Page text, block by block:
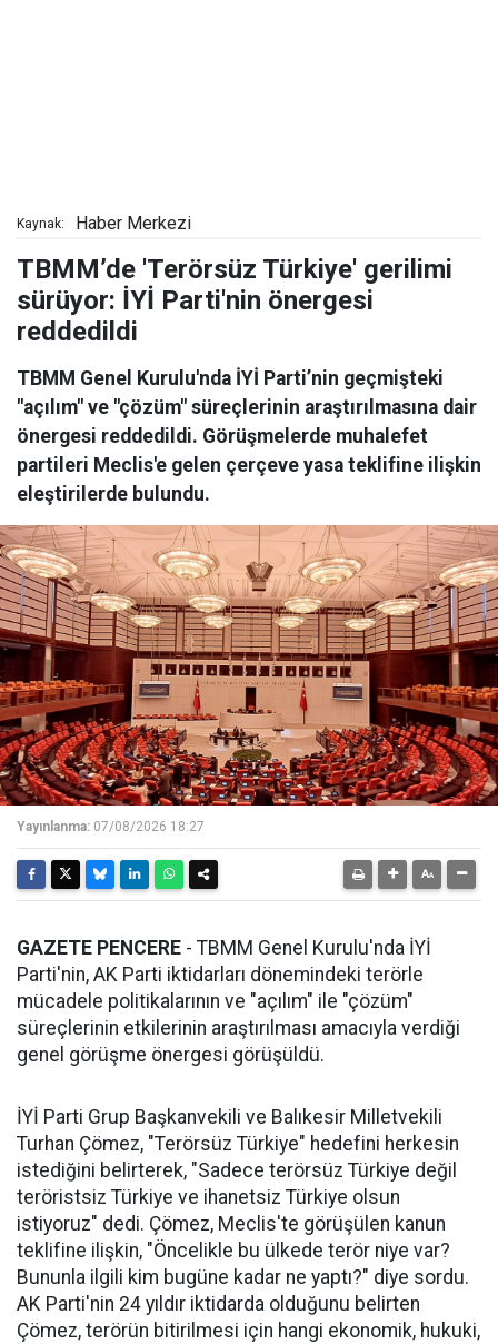
Kaynak: Haber Merkezi
TBMM’de 'Terörsüz Türkiye' gerilimi
sürüyor: İYİ Parti'nin önergesi
reddedildi
TBMM Genel Kurulu'nda İYİ Parti’nin geçmişteki
"açılım" ve "çözüm" süreçlerinin araştırılmasına dair
önergesi reddedildi. Görüşmelerde muhalefet
partileri Meclis'e gelen çerçeve yasa teklifine ilişkin
eleştirilerde bulundu.
Yayınlanma: 07/08/2026 18:27
GAZETE PENCERE - TBMM Genel Kurulu'nda İYİ
Parti'nin, AK Parti iktidarları dönemindeki terörle
mücadele politikalarının ve "açılım" ile "çözüm"
süreçlerinin etkilerinin araştırılması amacıyla verdiği
genel görüşme önergesi görüşüldü.
İYİ Parti Grup Başkanvekili ve Balıkesir Milletvekili
Turhan Çömez, "Terörsüz Türkiye" hedefini herkesin
istediğini belirterek, "Sadece terörsüz Türkiye değil
teröristsiz Türkiye ve ihanetsiz Türkiye olsun
istiyoruz" dedi. Çömez, Meclis'te görüşülen kanun
teklifine ilişkin, "Öncelikle bu ülkede terör niye var?
Bununla ilgili kim bugüne kadar ne yaptı?" diye sordu.
AK Parti'nin 24 yıldır iktidarda olduğunu belirten
Çömez, terörün bitirilmesi için hangi ekonomik, hukuki,